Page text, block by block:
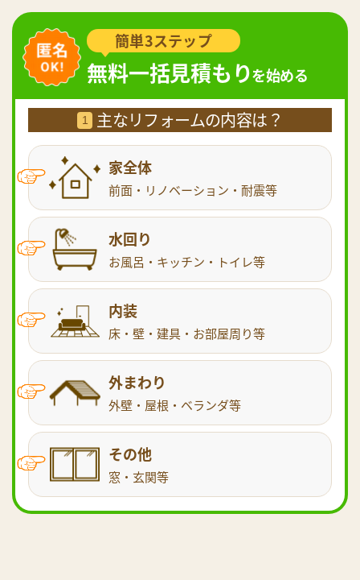
簡単3ステップ
無料一括見積もりを始める
1 主なリフォームの内容は？
家全体
前面・リノベーション・耐震等
水回り
お風呂・キッチン・トイレ等
内装
床・壁・建具・お部屋周り等
外まわり
外壁・屋根・ベランダ等
その他
窓・玄関等